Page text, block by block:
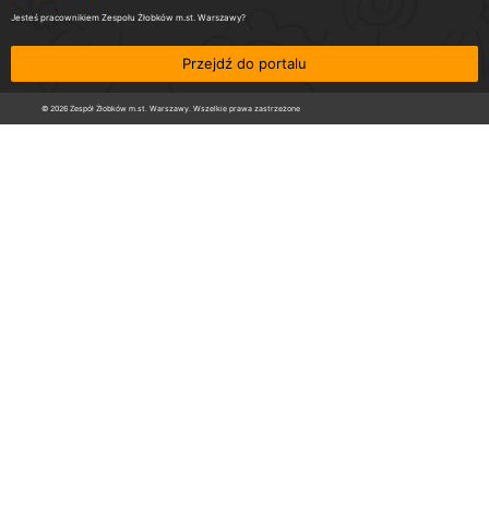
Jesteś pracownikiem Zespołu Żłobków m.st. Warszawy?
Przejdź do portalu
© 2026 Zespół Żłobków m.st. Warszawy. Wszelkie prawa zastrzeżone